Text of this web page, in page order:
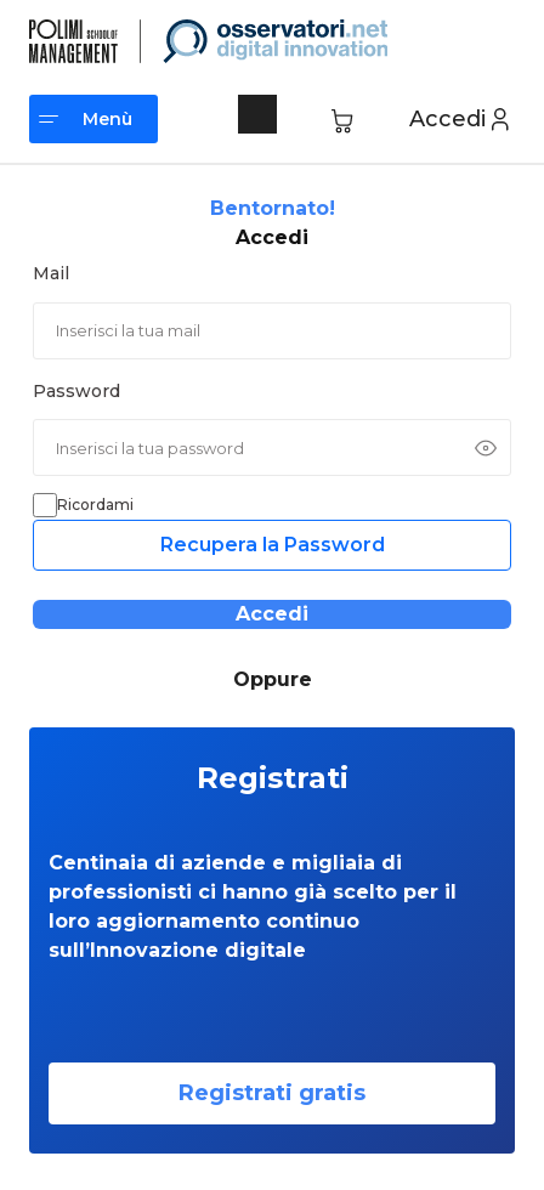
contenuto
Accedi
Menù
Bentornato!
Accedi
Mail
Password
Ricordami
Recupera la Password
Accedi
Oppure
Registrati
Centinaia di aziende e migliaia di
professionisti ci hanno già scelto per il
loro aggiornamento continuo
sull’Innovazione digitale
Registrati gratis